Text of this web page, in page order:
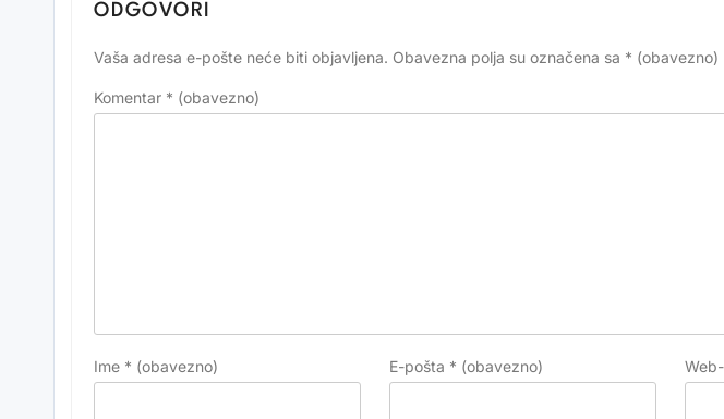
ODGOVORI
Vaša adresa e-pošte neće biti objavljena. Obavezna polja su označena sa * (obavezno)
Komentar * (obavezno)
Ime * (obavezno) E-pošta * (obavezno)
Alternative: